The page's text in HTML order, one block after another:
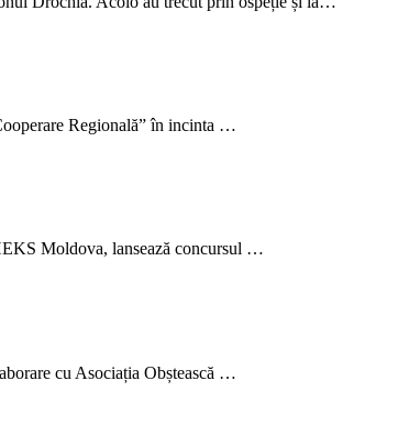
Regională” în incinta …
Moldova, lansează concursul …
cu Asociația Obștească …